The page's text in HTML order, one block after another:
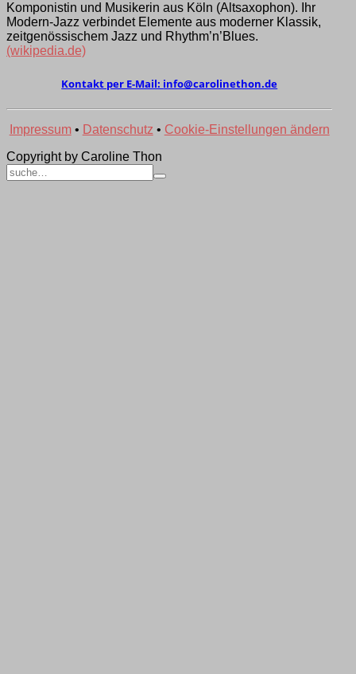
Komponistin und Musikerin aus Köln (Alt­saxo­phon). Ihr
Modern-Jazz verbindet Elemen­te aus moder­ner Klassik,
zeit­genös­sischem Jazz und Rhythm’­n’Blues.
(wikipedia.de)
Kontakt per E-Mail: ed.nohtenilorac@ofni
Impressum• Datenschutz • Cookie-Einstellungen ändern
Copyright by Caroline Thon